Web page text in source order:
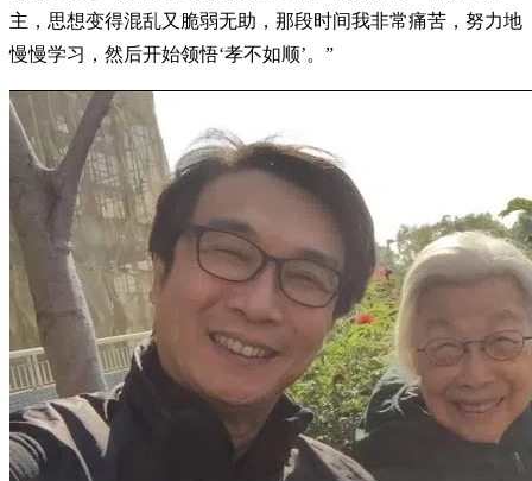
主，思想变得混乱又脆弱无助，那段时间我非常痛苦，努力地
慢慢学习，然后开始领悟‘孝不如顺’。”